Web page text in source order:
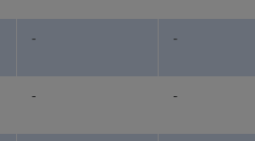
- -
- -